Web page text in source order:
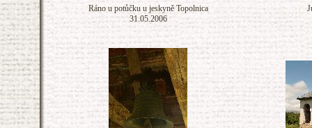
Ráno u potůčku u jeskyně Topolnica
31.05.2006